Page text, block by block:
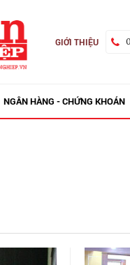
GIỚI THIỆU
NGÂN HÀNG - CHỨNG KHOÁN